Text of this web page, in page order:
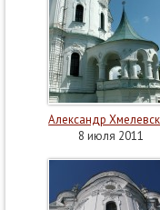
Александр
8 июля 2011